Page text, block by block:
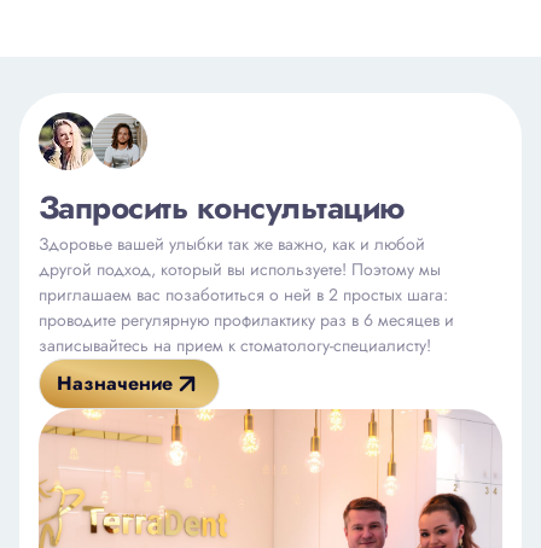
Запросить консультацию
Здоровье вашей улыбки так же важно, как и любой
другой подход, который вы используете! Поэтому мы
приглашаем вас позаботиться о ней в 2 простых шага:
проводите регулярную профилактику раз в 6 месяцев и
записывайтесь на прием к стоматологу-специалисту!
Назначение